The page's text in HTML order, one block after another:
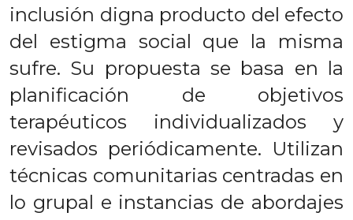
inclusión digna producto del efecto
del estigma social que la misma
sufre. Su propuesta se basa en la
planificación de objetivos
terapéuticos individualizados y
revisados periódicamente. Utilizan
técnicas comunitarias centradas en
lo grupal e instancias de abordajes